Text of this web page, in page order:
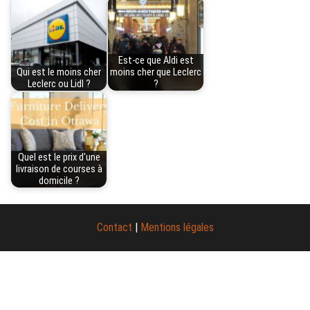
Qui est le moins cher
Leclerc ou Lidl ?
Est-ce que Aldi est
moins cher que Leclerc
?
Quel est le prix d'une
livraison de courses à
domicile ?
Contact | Mentions légales